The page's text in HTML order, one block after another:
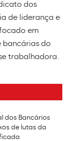
dos
de liderança e
em
bancárias do
trabalhadora.
dos Bancários
de lutas da